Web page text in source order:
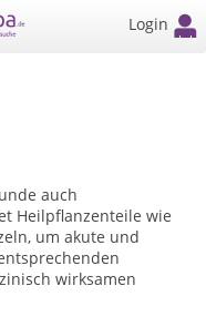
Login
auch
Heilpflanzenteile wie
um akute und
wirksamen